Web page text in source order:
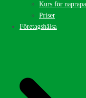
Kurs för
Priser
Företagshälsa